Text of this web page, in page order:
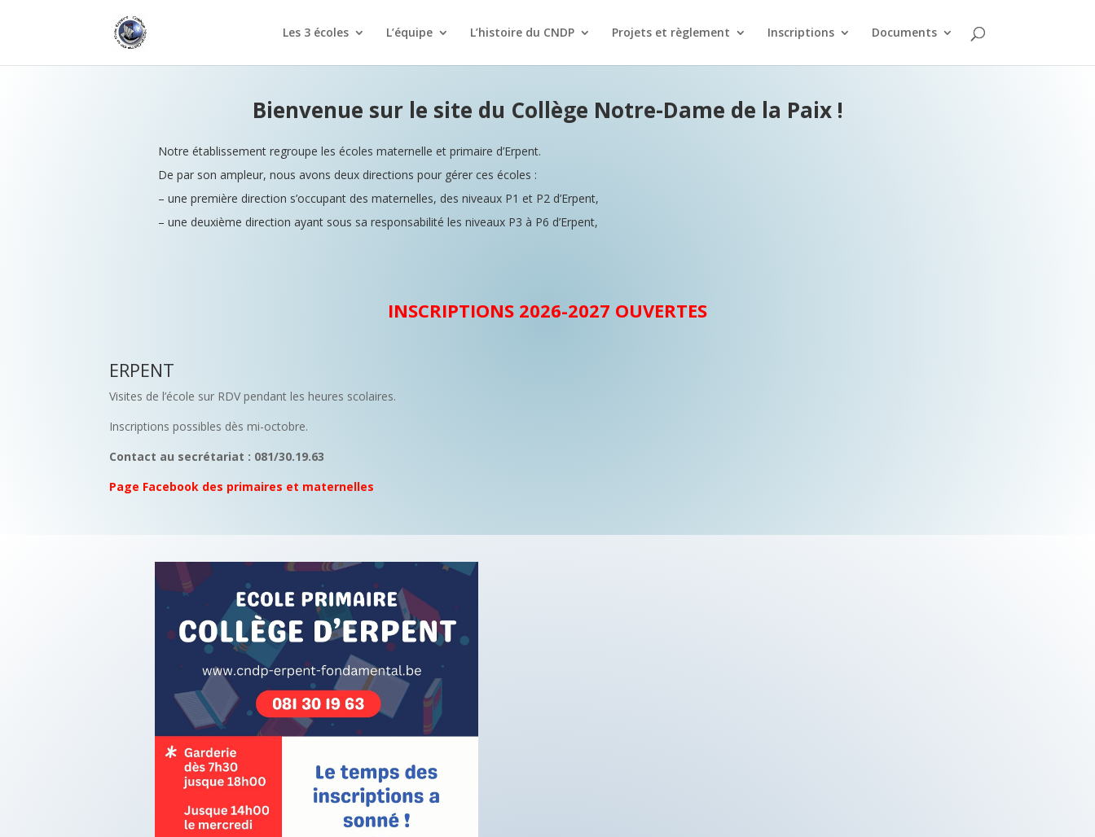
Les 3 écoles L’équipe L’histoire du CNDP Projets et règlement Inscriptions Documents
Bienvenue sur le site du Collège Notre-Dame de la Paix !
Notre établissement regroupe les écoles maternelle et primaire d’Erpent.
De par son ampleur, nous avons deux directions pour gérer ces écoles :
– une première direction s’occupant des maternelles, des niveaux P1 et P2 d’Erpent,
– une deuxième direction ayant sous sa responsabilité les niveaux P3 à P6 d’Erpent,
INSCRIPTIONS 2026-2027 OUVERTES
ERPENT
Visites de l’école sur RDV pendant les heures scolaires.
Inscriptions possibles dès mi-octobre.
Contact au secrétariat : 081/30.19.63
Page Facebook des primaires et maternelles